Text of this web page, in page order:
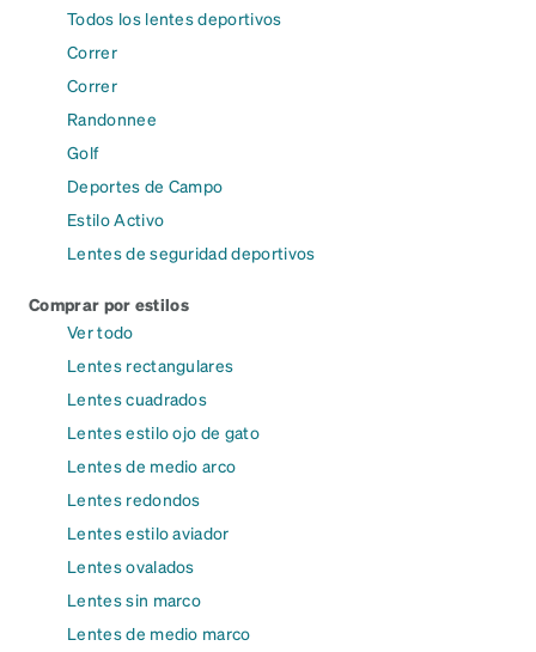
Todos los lentes deportivos
Correr
Correr
Randonnee
Golf
Deportes de Campo
Estilo Activo
Lentes de seguridad deportivos
Comprar por estilos
Ver todo
Lentes rectangulares
Lentes cuadrados
Lentes estilo ojo de gato
Lentes de medio arco
Lentes redondos
Lentes estilo aviador
Lentes ovalados
Lentes sin marco
Lentes de medio marco